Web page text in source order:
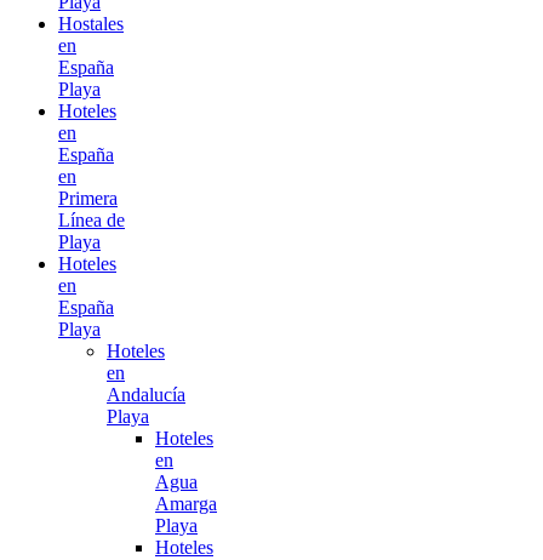
Hostales
en
España
Playa
Hoteles
en
España
en
Primera
Línea de
Playa
Hoteles
en
España
Playa
Hoteles
en
Andalucía
Playa
Hoteles
en
Agua
Amarga
Playa
Hoteles